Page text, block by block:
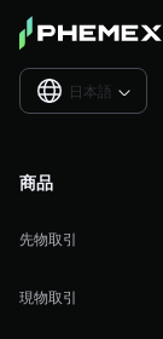
日本語 
商品
先物取引
現物取引